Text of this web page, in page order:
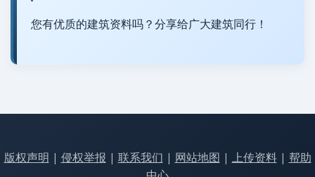
您有优质的建筑资料吗？分享给广大建筑同行！
版权声明 | 侵权举报 | 联系我们 | 网站地图 | 上传资料| 帮助